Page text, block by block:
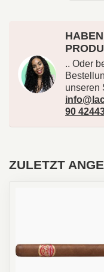
.. Oder
unseren
90
ZULETZT